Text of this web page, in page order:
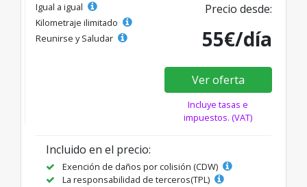
Igual a igual
Kilometraje ilimitado
Reunirse y Saludar
Precio desde:
55€/día
Ver oferta
Incluye tasas e
impuestos. (VAT)
Incluido en el precio:
Exención de daños por colisión (CDW)
La responsabilidad de terceros(TPL)